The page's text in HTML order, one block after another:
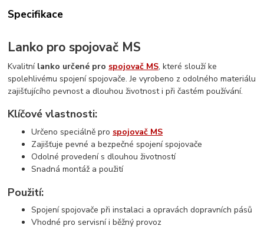
Specifikace
Lanko pro spojovač MS
Kvalitní lanko určené pro spojovač MS, které slouží ke
spolehlivému spojení spojovače. Je vyrobeno z odolného materiálu
zajišťujícího pevnost a dlouhou životnost i při častém používání.
Klíčové vlastnosti:
Určeno speciálně pro spojovač MS
Zajišťuje pevné a bezpečné spojení spojovače
Odolné provedení s dlouhou životností
Snadná montáž a použití
Použití:
Spojení spojovače při instalaci a opravách dopravních pásů
Vhodné pro servisní i běžný provoz